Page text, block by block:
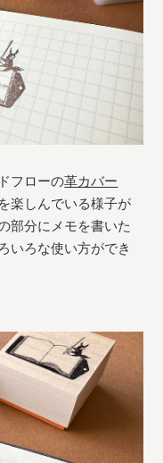
フローの革カバー
楽しんでいる様子が
部分にメモを書いた
いろな使い方ができ